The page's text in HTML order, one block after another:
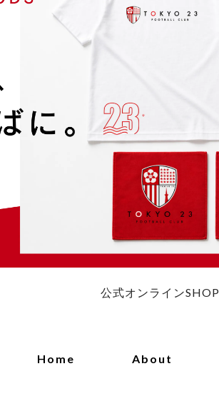
公式オンラインSHOP
Home About